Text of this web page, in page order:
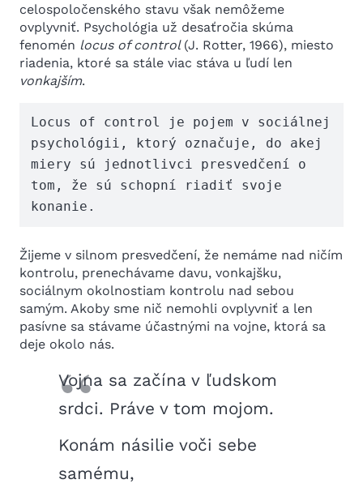
celospoločenského stavu však nemôžeme
ovplyvniť. Psychológia už desaťročia skúma
fenomén locus of control (J. Rotter, 1966), miesto
riadenia, ktoré sa stále viac stáva u ľudí len
vonkajším.
Locus of control je pojem v sociálnej
psychológii, ktorý označuje, do akej
miery sú jednotlivci presvedčení o
tom, že sú schopní riadiť svoje
konanie.
Žijeme v silnom presvedčení, že nemáme nad ničím
kontrolu, prenechávame davu, vonkajšku,
sociálnym okolnostiam kontrolu nad sebou
samým. Akoby sme nič nemohli ovplyvniť a len
pasívne sa stávame účastnými na vojne, ktorá sa
deje okolo nás.
Vojna sa začína v ľudskom
srdci. Práve v tom mojom.
Konám násilie voči sebe
samému,